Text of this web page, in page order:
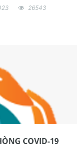
26543
COVID-19